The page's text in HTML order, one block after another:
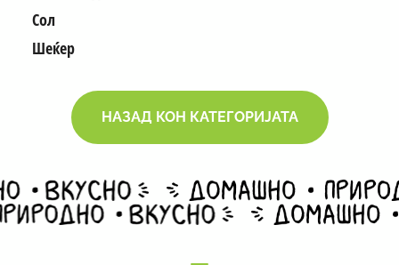
Сол
Шеќер
НАЗАД КОН КАТЕГОРИЈАТА